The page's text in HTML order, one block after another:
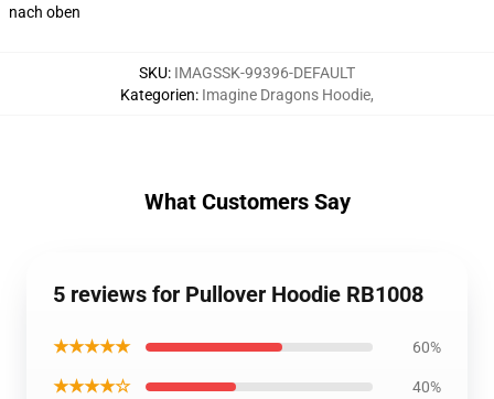
nach oben
SKU: IMAGSSK-99396-DEFAULT
Kategorien: Imagine Dragons Hoodie,
What Customers Say
5 reviews for Pullover Hoodie RB1008
★★★★★ 60%
★★★★☆ 40%